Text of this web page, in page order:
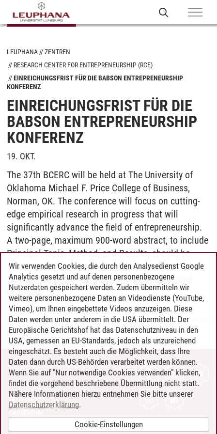
LEUPHANA
ZENTREN
RESEARCH CENTER FOR ENTREPRENEURSHIP (RCE)
EINREICHUNGSFRIST FÜR DIE BABSON ENTREPRENEURSHIP
KONFERENZ
EINREICHUNGSFRIST FÜR DIE
BABSON ENTREPRENEURSHIP
KONFERENZ
19. OKT.
The 37th BCERC will be held at The University of
Oklahoma Michael F. Price College of Business,
Norman, OK. The conference will focus on cutting-
edge empirical research in progress that will
significantly advance the field of entrepreneurship.
A two-page, maximum 900-word abstract, to include
Principal Topic, Method, and Results, should be
submitted online towww.bcerc.comno later then
October 19, 2016. Abstracts will be double-blind
reviewed.
Rebecca Funken /19.10.2016
KONTAKT
LEUPHANA ALS ARBEITGEBER
INTRANET
Wir verwenden Cookies, die durch den Analysedienst Google
Analytics gesetzt und auf denen personenbezogene
Nutzerdaten gespeichert werden. Zudem übermitteln wir
weitere personenbezogene Daten an Videodienste (YouTube,
Vimeo), um Ihnen eingebettete Videos anzuzeigen. Diese
Daten werden unter anderem in die USA übermittelt. Der
Europäische Gerichtshof hat das Datenschutzniveau in den
USA, gemessen an EU-Standards, jedoch als unzureichend
eingeschätzt. Es besteht auch die Möglichkeit, dass Ihre
Daten dann durch US-Behörden verarbeitet werden können.
Wenn Sie auf "Nur notwendige Cookies verwenden" klicken,
findet die vorgehend beschriebene Übermittlung nicht statt.
Nähere Informationen hierzu entnehmen Sie bitte unserer
Datenschutzerklärung.
Cookie-Einstellungen